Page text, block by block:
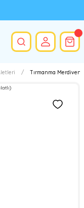
Tırmanma Merdiveni